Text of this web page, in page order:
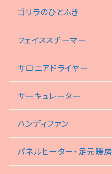
ゴリラのひとふき
フェイススチーマー
サロニアドライヤー
サーキュレーター
ハンディファン
パネルヒーター・足元暖房